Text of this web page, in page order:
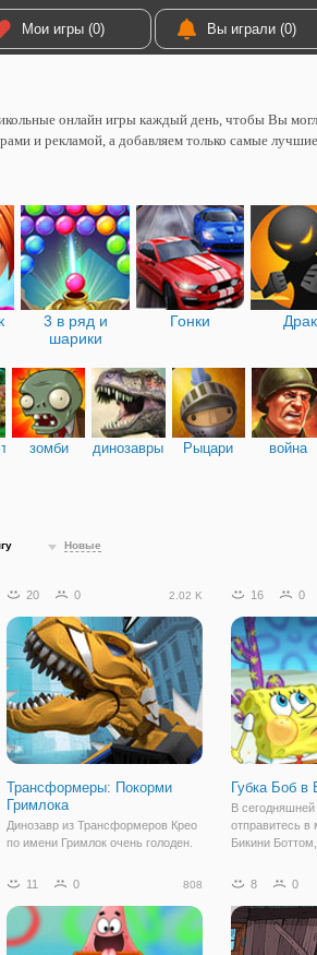
Мои игры (0) Вы играли (0)
онлайн игры каждый день, чтобы Вы
и рекламой, а добавляем только самые
3 в ряд и
шарики
Гонки
зомби динозавры Рыцари война
Новые
20 0 2.02 K
Трансформеры: Покорми
Гримлока
Динозавр из Трансформеров Крео
по имени Гримлок очень голоден.
скармливая ему вехиконов, из
очень любит. В онлайн игре
"Трансформеры: Покорми
Гримлока" вы будете
16 0
Губка Боб в
В сегодняшней
отправитесь в
Бикини
друзьями в
Планктона»,
от Губки Боба»,
11 0 808 8 0